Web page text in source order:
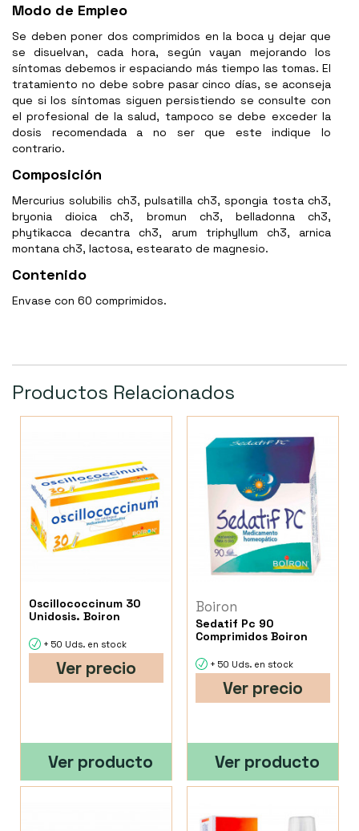
Modo de Empleo
Se deben poner dos comprimidos en la boca y dejar que
se disuelvan, cada hora, según vayan mejorando los
síntomas debemos ir espaciando más tiempo las tomas. El
tratamiento no debe sobre pasar cinco días, se aconseja
que si los síntomas siguen persistiendo se consulte con
el profesional de la salud, tampoco se debe exceder la
dosis recomendada a no ser que este indique lo
contrario.
Composición
Mercurius solubilis ch3, pulsatilla ch3, spongia tosta ch3,
bryonia dioica ch3, bromun ch3, belladonna ch3,
phytikacca decantra ch3, arum triphyllum ch3, arnica
montana ch3, lactosa, estearato de magnesio.
Contenido
Envase con 60 comprimidos.
Productos Relacionados
Oscillococcinum 30
Unidosis. Boiron
+ 50 Uds. en stock
Ver precio
Ver producto
Boiron
Sedatif Pc 90
Comprimidos Boiron
+ 50 Uds. en stock
Ver precio
Ver producto